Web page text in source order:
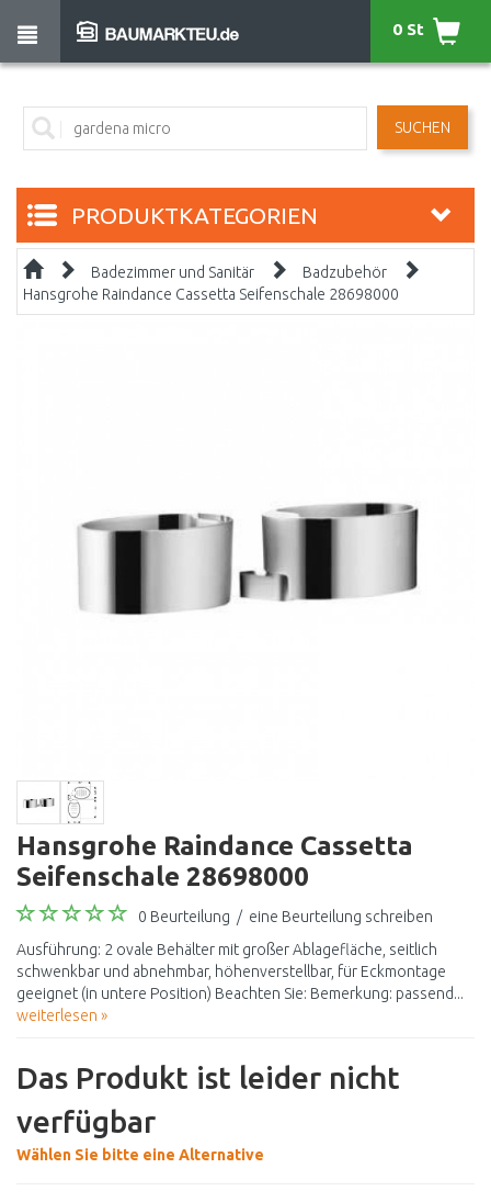
SUCHEN
0 St
PRODUKTKATEGORIEN
Badezimmer und Sanitär
Badzubehör
Hansgrohe Raindance Cassetta Seifenschale 28698000
Hansgrohe Raindance Cassetta
Seifenschale 28698000
0 Beurteilung / eine Beurteilung schreiben
Ausführung: 2 ovale Behälter mit großer Ablagefläche, seitlich
schwenkbar und abnehmbar, höhenverstellbar, für Eckmontage
geeignet (in untere Position) Beachten Sie: Bemerkung: passend...
weiterlesen »
Das Produkt ist leider nicht
verfügbar
Wählen Sie bitte eine Alternative